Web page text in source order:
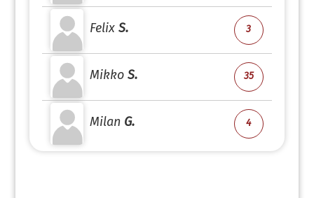
Felix S. 3
Mikko S. 35
Milan G. 4